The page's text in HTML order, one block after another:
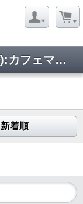
COO COUTURE(クークチュール):カフェマット
新着順